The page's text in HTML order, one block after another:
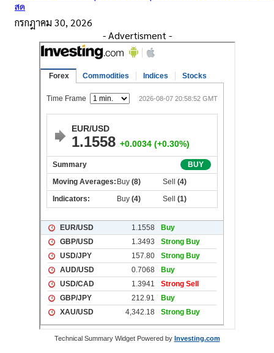
สด
กรกฎาคม 30, 2026
- Advertisment -
Technical Summary Widget Powered by Investing.com